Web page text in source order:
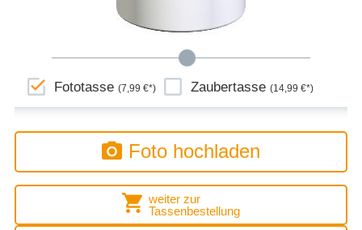
Fototasse(7,99 €*) Zaubertasse(14,99 €*)
Foto hochladen
weiter zur
Tassenbestellung